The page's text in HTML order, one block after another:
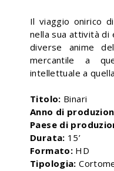
Il viaggio onirico
nella sua attività di
diverse anime
mercantile a
intellettuale a
Titolo: Binari
Anno di
Paese di
Durata: 15’
Formato: HD
Tipologia: